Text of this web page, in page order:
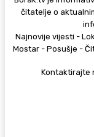
čitatelje o
Najnovije vijesti -
Mostar - Posušje -
Kontaktirajte